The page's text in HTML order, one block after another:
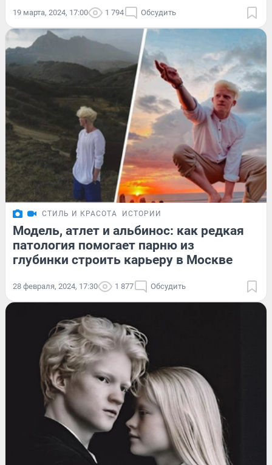
19 марта, 2024, 17:00 1 794 Обсудить
СТИЛЬ И КРАСОТА ИСТОРИИ
Модель, атлет и альбинос: как редкая
патология помогает парню из
глубинки строить карьеру в Москве
28 февраля, 2024, 17:30 1 877 Обсудить